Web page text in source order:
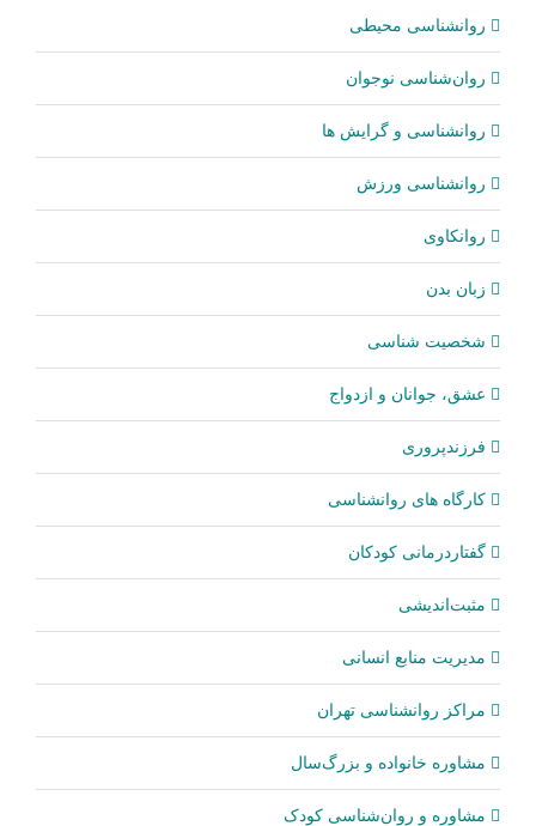
روانشناسی محیطی
روان‌شناسی نوجوان
روانشناسی و گرایش ها
روانشناسی ورزش
روانکاوی
زبان بدن
شخصیت شناسی
عشق، جوانان و ازدواج
فرزندپروری
کارگاه های روانشناسی
گفتاردرمانی کودکان
مثبت‌اندیشی
مدیریت منابع انسانی
مراکز روانشناسی تهران
مشاوره خانواده و بزرگ‌سال
مشاوره و روان‌شناسی کودک